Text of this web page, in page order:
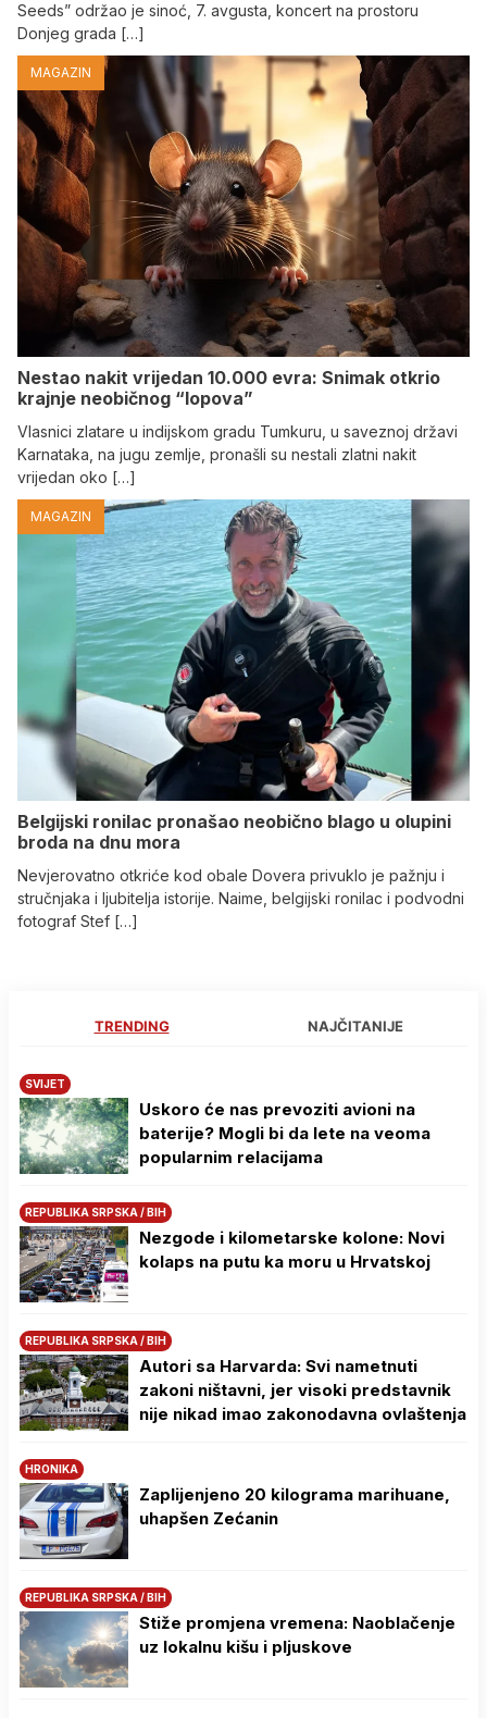
Seeds” održao je sinoć, 7. avgusta, koncert na prostoru
Donjeg grada […]
MAGAZIN
Nestao nakit vrijedan 10.000 evra: Snimak otkrio
krajnje neobičnog “lopova”
Vlasnici zlatare u indijskom gradu Tumkuru, u saveznoj državi
Karnataka, na jugu zemlje, pronašli su nestali zlatni nakit
vrijedan oko […]
MAGAZIN
Belgijski ronilac pronašao neobično blago u olupini
broda na dnu mora
Nevjerovatno otkriće kod obale Dovera privuklo je pažnju i
stručnjaka i ljubitelja istorije. Naime, belgijski ronilac i podvodni
fotograf Stef […]
TRENDING NAJČITANIJE
SVIJET
Uskoro će nas prevoziti avioni na
baterije? Mogli bi da lete na veoma
popularnim relacijama
REPUBLIKA SRPSKA / BIH
Nezgode i kilometarske kolone: Novi
kolaps na putu ka moru u Hrvatskoj
REPUBLIKA SRPSKA / BIH
Autori sa Harvarda: Svi nametnuti
zakoni ništavni, jer visoki predstavnik
nije nikad imao zakonodavna ovlaštenja
HRONIKA
Zaplijenjeno 20 kilograma marihuane,
uhapšen Zećanin
REPUBLIKA SRPSKA / BIH
Stiže promjena vremena: Naoblačenje
uz lokalnu kišu i pljuskove